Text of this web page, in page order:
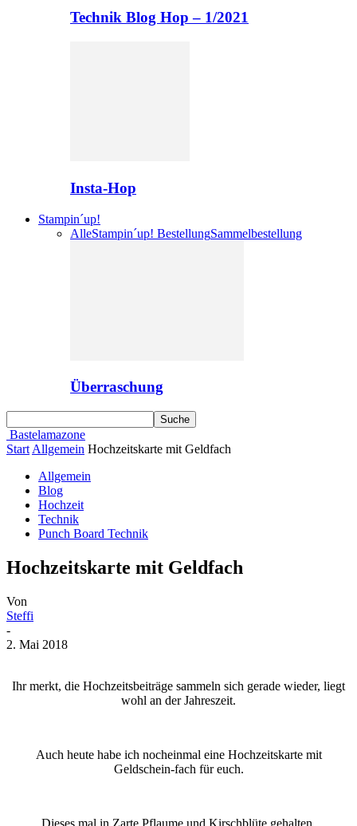
Technik Blog Hop – 1/2021
Insta-Hop
Stampin´up!
AlleStampin´up! BestellungSammelbestellung
Überraschung
Bastelamazone
Start Allgemein Hochzeitskarte mit Geldfach
Allgemein
Blog
Hochzeit
Technik
Punch Board Technik
Hochzeitskarte mit Geldfach
Von
Steffi
-
2. Mai 2018
Ihr merkt, die Hochzeitsbeiträge sammeln sich gerade wieder, liegt
wohl an der Jahreszeit.
Auch heute habe ich nocheinmal eine Hochzeitskarte mit
Geldschein-fach für euch.
Dieses mal in Zarte Pflaume und Kirschblüte gehalten.